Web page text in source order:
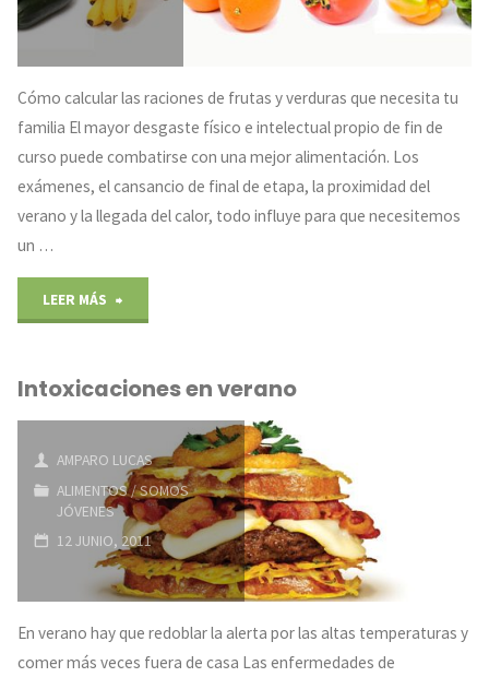
Cómo calcular las raciones de frutas y verduras que necesita tu
familia El mayor desgaste físico e intelectual propio de fin de
curso puede combatirse con una mejor alimentación. Los
exámenes, el cansancio de final de etapa, la proximidad del
verano y la llegada del calor, todo influye para que necesitemos
un …
LEER MÁS
curso
5
al
día:
mejor
Intoxicaciones en verano
AMPARO LUCAS
ALIMENTOS/SOMOS
JÓVENES
12 JUNIO, 2011
En verano hay que redoblar la alerta por las altas temperaturas y
comer más veces fuera de casa Las enfermedades de